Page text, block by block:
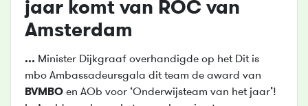
jaar komt van ROC van
Amsterdam
... Minister Dijkgraaf overhandigde op het Dit is
mbo Ambassadeursgala dit team de award van
BVMBO en AOb voor ‘Onderwijsteam van het jaar’!